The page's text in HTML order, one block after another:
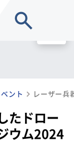
ント
たドロー
ウム2024